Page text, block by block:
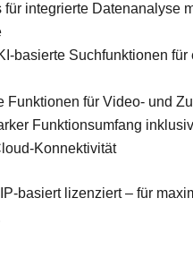
für integrierte Datenanalyse
basierte Suchfunktionen
Funktionen für Video- und
Funktionsumfang
Konnektivität
basiert lizenziert – für